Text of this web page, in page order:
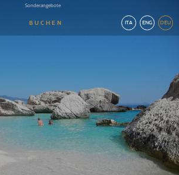
Sonderangebote
ITA ENG DEU
BUCHEN